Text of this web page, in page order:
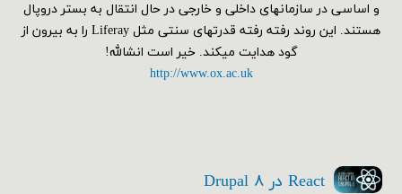
و اساسی در سازمانهای داخلی و خارجی در حال انتقال به بستر دروپال
هستند. این روند رفته رفته قدرتهای سنتی مثل Liferay را به بیرون از
گود هدایت میکند. خیر است انشالله!
http://www.ox.ac.uk
React در Drupal ۸